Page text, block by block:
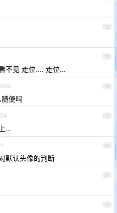
12
13
不见 走位.... 走位...
14
便吗
15
...
16
默认头像的判断
17
18